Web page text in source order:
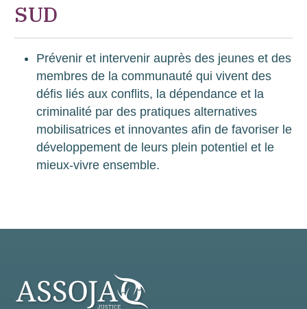
SUD
Prévenir et intervenir auprès des jeunes et des
membres de la communauté qui vivent des
défis liés aux conflits, la dépendance et la
criminalité par des pratiques alternatives
mobilisatrices et innovantes afin de favoriser le
développement de leurs plein potentiel et le
mieux-vivre ensemble.